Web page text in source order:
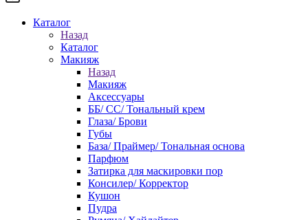
Каталог
Назад
Каталог
Макияж
Назад
Макияж
Аксессуары
ББ/ СС/ Тональный крем
Глаза/ Брови
Губы
База/ Праймер/ Тональная основа
Парфюм
Затирка для маскировки пор
Консилер/ Корректор
Кушон
Пудра